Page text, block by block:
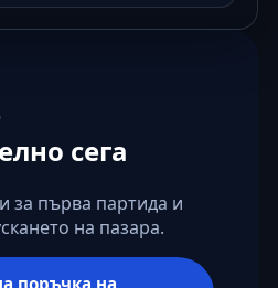
сега
за първа партида и
на пазара.
поръчка на